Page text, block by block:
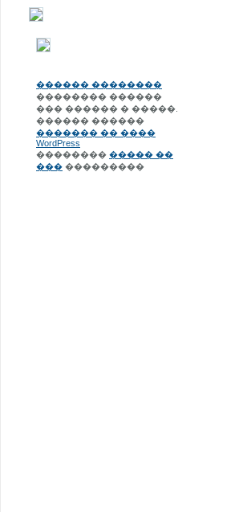
������ ��������
�������� ������
��� ������ � �����.
������ ������
������� �� ����
WordPress
�������� ����� ��
��� ���������